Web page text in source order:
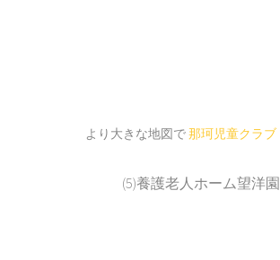
より大きな地図で那珂児童クラブ
(5)養護老人ホーム望洋園